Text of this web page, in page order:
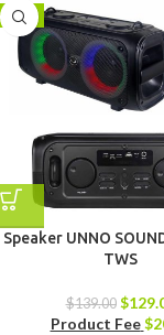
5
-7%
Speaker UNNO
TWS
$139.00 $
Product Fee $